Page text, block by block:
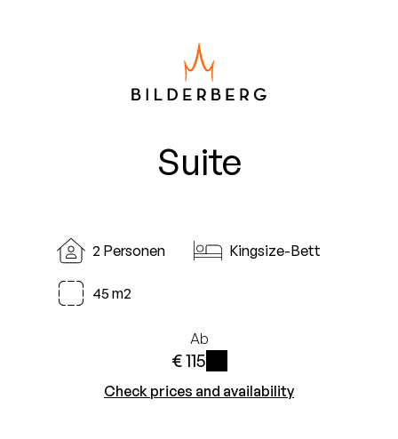
Suite
2 Personen Kingsize-Bett
45 m2
Ab
€ 115
i
Check prices and availability